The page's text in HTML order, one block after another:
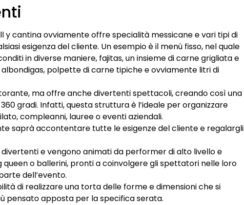
y cantina ovviamente offre specialità messicane e vari tipi di
esigenza del cliente. Un esempio è il menù fisso, nel quale
in diverse maniere, fajitas, un insieme di carne grigliata e
polpette di carne tipiche e ovviamente litri di
ma offre anche divertenti spettacoli, creando così una
gradi. Infatti, questa struttura è l’ideale per organizzare
compleanni, lauree o eventi aziendali.
saprà accontentare tutte le esigenze del cliente e regalargli
e vengono animati da performer di alto livello e
o ballerini, pronti a coinvolgere gli spettatori nelle loro
dell’evento.
di realizzare una torta delle forme e dimensioni che si
pensato apposta per la specifica serata.